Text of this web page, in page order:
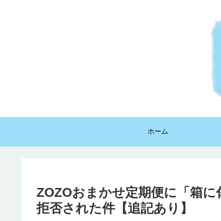
ホーム
ZOZOおまかせ定期便に「箱
拒否された件【追記あり】